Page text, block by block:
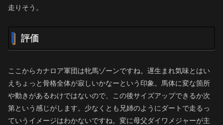
走りそう。
評価
ここからカナロア軍団は牝馬ゾーンですね。遅生まれ気味とはい
えちょっと骨格全体が寂しいかなーという印象。馬体に変な箇所
や動きがあるわけではないので、この後サイズアップできるか次
第という感じがします。少なくとも兄姉のようにダートで走るっ
ていうイメージはわかないですね。変に母父ダイワメジャーが主